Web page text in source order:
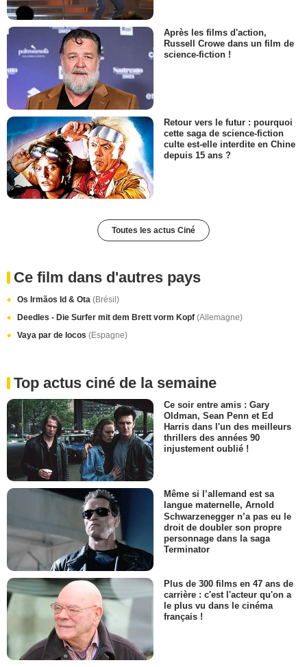
Après les films d'action,
Russell Crowe dans un film de
science-fiction !
Retour vers le futur : pourquoi
cette saga de science-fiction
culte est-elle interdite en Chine
depuis 15 ans ?
Toutes les actus Ciné
Ce film dans d'autres pays
Os Irmãos Id & Ota (Brésil)
Deedles - Die Surfer mit dem Brett vorm Kopf (Allemagne)
Vaya par de locos (Espagne)
Top actus ciné de la semaine
Ce soir entre amis : Gary
Oldman, Sean Penn et Ed
Harris dans l'un des meilleurs
thrillers des années 90
injustement oublié !
Même si l’allemand est sa
langue maternelle, Arnold
Schwarzenegger n’a pas eu le
droit de doubler son propre
personnage dans la saga
Terminator
Plus de 300 films en 47 ans de
carrière : c'est l'acteur qu'on a
le plus vu dans le cinéma
français !